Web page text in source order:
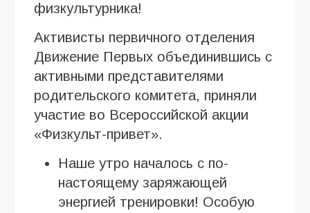
физкультурника!
Активисты первичного отделения
Движение Первых объединившись с
активными представителями
родительского комитета, приняли
участие во Всероссийской акции
«Физкульт-привет».
Наше утро началось с по-
настоящему заряжающей
энергией тренировки! Особую